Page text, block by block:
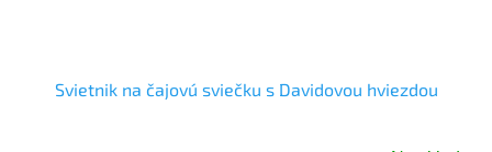
Svietnik na čajovú sviečku s Davidovou hviezdou